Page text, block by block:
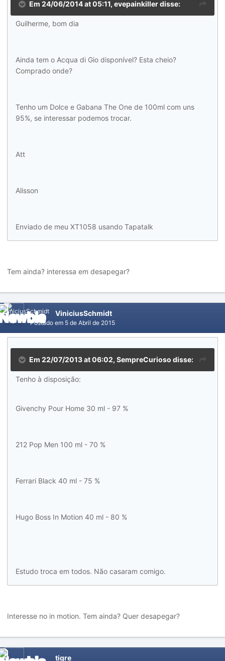
Em 24/06/2014 at 05:11, evepainkiller disse:
Guilherme, bom dia
Ainda tem o Acqua di Gio disponível? Esta cheio?
Comprado onde?
Tenho um Dolce e Gabana The One de 100ml com uns
95%, se interessar podemos trocar.
Att
Alisson
Enviado de meu XT1058 usando Tapatalk
Tem ainda? interessa em desapegar?
ViniciusSchmidt
Postado em 5 de Abril de 2015
Em 22/07/2013 at 06:02, SempreCurioso disse:
Tenho à disposição:
Givenchy Pour Home 30 ml - 97 %
212 Pop Men 100 ml - 70 %
Ferrari Black 40 ml - 75 %
Hugo Boss In Motion 40 ml - 80 %
Estudo troca em todos. Não casaram comigo.
Interesse no in motion. Tem ainda? Quer desapegar?
tigre